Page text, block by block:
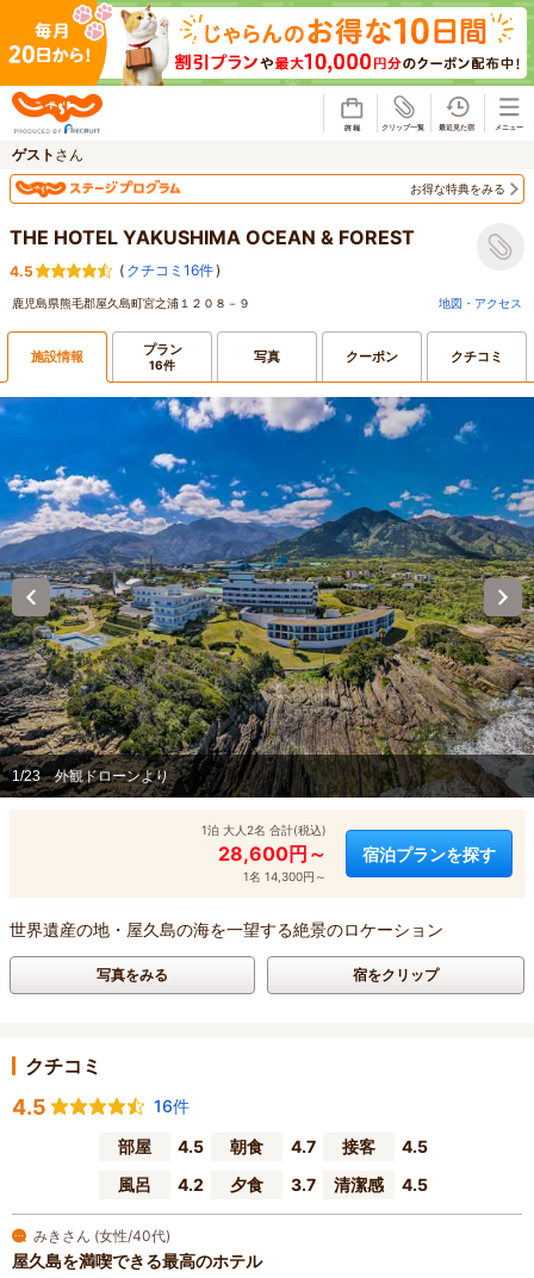
ゲスト さん
お得な特典をみる
THE HOTEL YAKUSHIMA OCEAN & FOREST
4.5 ( クチコミ16件)
鹿児島県熊毛郡屋久島町宮之浦１２０８－９ 地図・アクセス
施設情報 プラン
16件 写真 クーポン クチコミ
1/23 外観ドローンより
1泊 大人2名 合計(税込)
28,600円～
1名 14,300円～
宿泊プランを探す
世界遺産の地・屋久島の海を一望する絶景のロケーション
写真をみる 宿をクリップ
クチコミ
4.5
16件
部屋
4.5 朝食 4.7 接客
4.5
風呂
4.2 夕食 3.7 清潔感 4.5
みきさん (女性/40代)
屋久島を満喫できる最高のホテル